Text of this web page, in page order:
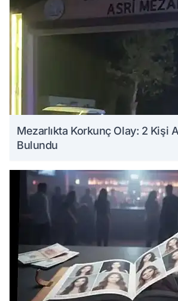
Mezarlıkta Korkunç Olay: 2 Kişi
Bulundu